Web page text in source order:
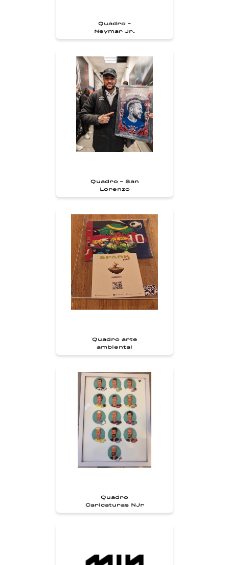
Quadro -
Neymar Jr.
Quadro - San
Lorenzo
Quadro arte
ambiental
Quadro
Caricaturas NJr